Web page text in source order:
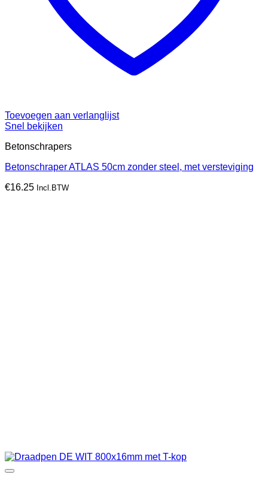
Toevoegen aan verlanglijst
Snel bekijken
Betonschrapers
Betonschraper ATLAS 50cm zonder steel, met versteviging
€16.25 Incl.BTW